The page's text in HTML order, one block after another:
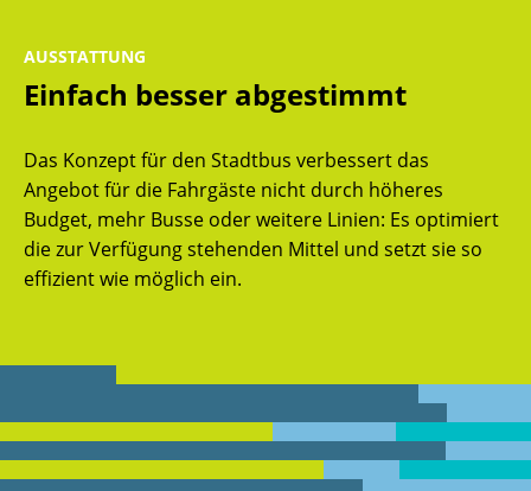
AUSSTATTUNG
Einfach besser abgestimmt
Das Konzept für den Stadtbus verbessert das
Angebot für die Fahrgäste nicht durch höheres
Budget, mehr Busse oder weitere Linien: Es optimiert
die zur Verfügung stehenden Mittel und setzt sie so
effizient wie möglich ein.